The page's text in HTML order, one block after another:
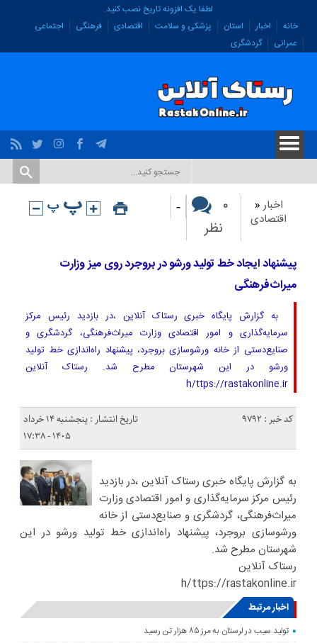
لطفا یک افزونه تاریخ نصب کنید.
خانه
اخبار استان پزشکی و سلامت اقتصادی فرهنگی
اجتماعی
عمرانی
گردشگری
اخبار«
اقتصادی
۰
نظر
-
پیشنهاد ایجاد خط تولید ورشو در بروجرد روی میز وزارت
میراث‌فرهنگی
به گزارش پایگاه خبری رستاک آنلاین ،در بازدید رئیس مرکز
سرمایه‌گذاری و امور اقتصادی وزارت میراث‌فرهنگی، گردشگری و
صنایع‌دستی از خانه ورشوسازی بروجرد، پیشنهاد راه‌اندازی خط تولید
ورشو در این شهرستان مطرح شد. رستاک آنلاین
h/ttps://rastakonline.ir
کد خبر : 9792
تاریخ انتشار : پنجشنبه ۱۴ خرداد
۱۴۰۵ - ۱۷:۳۸
به گزارش پایگاه خبری رستاک آنلاین ،در بازدید
رئیس مرکز سرمایه‌گذاری و امور اقتصادی وزارت
میراث‌فرهنگی، گردشگری و صنایع‌دستی از خانه
ورشوسازی بروجرد، پیشنهاد راه‌اندازی خط تولید ورشو در این
شهرستان مطرح شد.
رستاک آنلاین
h/ttps://rastakonline.ir
اخبار مرتبط
تولید سیب در لرستان به مرز ۸۵ هزار تن رسید